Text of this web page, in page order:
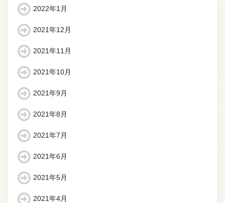
2022年1月
2021年12月
2021年11月
2021年10月
2021年9月
2021年8月
2021年7月
2021年6月
2021年5月
2021年4月